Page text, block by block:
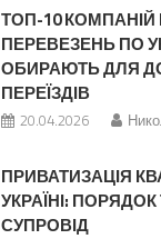
ТОП-10
ПЕРЕВЕЗЕНЬ ПО
ОБИРАЮТЬ ДЛЯ
ПЕРЕЇЗДІВ
20.04.2026
ПРИВАТИЗАЦІЯ
УКРАЇНІ:
СУПРОВІД